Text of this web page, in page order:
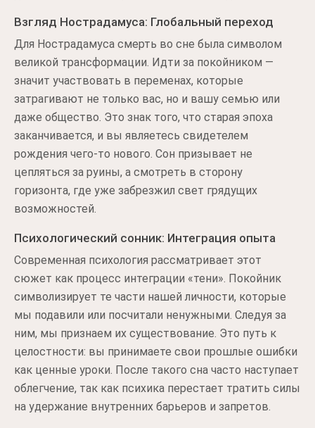
Взгляд Нострадамуса: Глобальный переход
Для Нострадамуса смерть во сне была символом
великой трансформации. Идти за покойником —
значит участвовать в переменах, которые
затрагивают не только вас, но и вашу семью или
даже общество. Это знак того, что старая эпоха
заканчивается, и вы являетесь свидетелем
рождения чего-то нового. Сон призывает не
цепляться за руины, а смотреть в сторону
горизонта, где уже забрезжил свет грядущих
возможностей.
Психологический сонник: Интеграция опыта
Современная психология рассматривает этот
сюжет как процесс интеграции «тени». Покойник
символизирует те части нашей личности, которые
мы подавили или посчитали ненужными. Следуя за
ним, мы признаем их существование. Это путь к
целостности: вы принимаете свои прошлые ошибки
как ценные уроки. После такого сна часто наступает
облегчение, так как психика перестает тратить силы
на удержание внутренних барьеров и запретов.